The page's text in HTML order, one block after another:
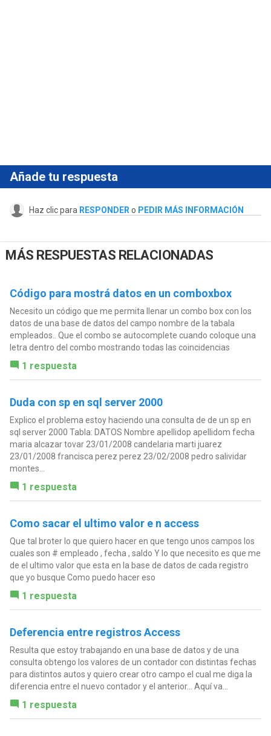
Añade tu respuesta
Haz clic para RESPONDER o PEDIR MÁS INFORMACIÓN
MÁS RESPUESTAS RELACIONADAS
Código para mostrá datos en un comboxbox
Necesito un código que me permita llenar un combo box con los
datos de una base de datos del campo nombre de la tabala
empleados.. Que el combo se autocomplete cuando coloque una
letra dentro del combo mostrando todas las coincidencias
1 respuesta
Duda con sp en sql server 2000
Explico el problema estoy haciendo una consulta de de un sp en
sql server 2000 Tabla: DATOS Nombre apellidop apellidom fecha
maria alcazar tovar 23/01/2008 candelaria marti juarez
23/01/2008 francisca perez perez 23/02/2008 pedro salividar
montes...
1 respuesta
Como sacar el ultimo valor e n access
Que tal broter lo que quiero hacer en que tengo unos campos los
cuales son # empleado , fecha , saldo Y lo que necesito es que me
de el ultimo valor que esta en la base de datos de cada registro
que yo busque Como puedo hacer eso
1 respuesta
Deferencia entre registros Access
Resulta que estoy trabajando en una base de datos y de una
consulta obtengo los valores de un contador con distintas fechas
para distintos autos y quiero crear otro campo el cual me diga la
diferencia entre el nuevo contador y el anterior... Aquí va...
1 respuesta